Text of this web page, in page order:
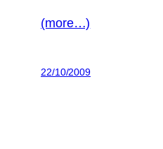
(more…)
22/10/2009